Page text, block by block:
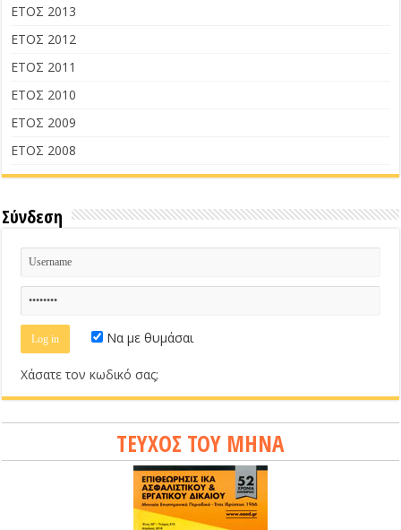
ΕΤΟΣ 2013
ΕΤΟΣ 2012
ΕΤΟΣ 2011
ΕΤΟΣ 2010
ΕΤΟΣ 2009
ΕΤΟΣ 2008
Σύνδεση
Να με θυμάσαι
Χάσατε τον κωδικό σας;
ΤΕΥΧΟΣ ΤΟΥ ΜΗΝΑ